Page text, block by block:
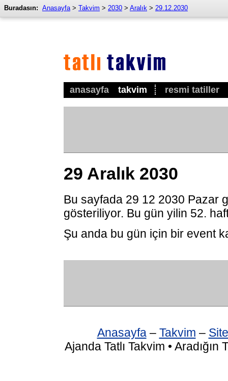
anasayfa takvim resmi tatiller
Buradasın: Anasayfa> Takvim > 2030 > Aralık > 29.12.2030
29 Aralık 2030
Bu sayfada 29 12 2030 Pazar
gösteriliyor. Bu gün yilin 52.
Şu anda bu gün için bir event
Anasayfa– Takvim –
Ajanda Tatlı Takvim •